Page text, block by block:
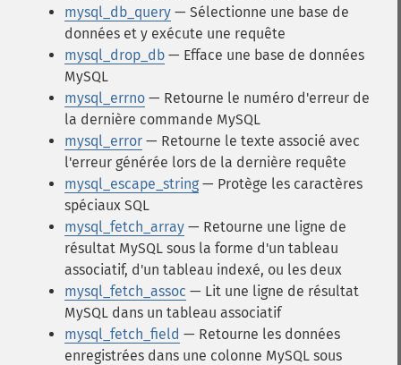
mysql_db_query — Sélectionne une base de
données et y exécute une requête
mysql_drop_db — Efface une base de données
MySQL
mysql_errno — Retourne le numéro d'erreur de
la dernière commande MySQL
mysql_error — Retourne le texte associé avec
l'erreur générée lors de la dernière requête
mysql_escape_string — Protège les caractères
spéciaux SQL
mysql_fetch_array — Retourne une ligne de
résultat MySQL sous la forme d'un tableau
associatif, d'un tableau indexé, ou les deux
mysql_fetch_assoc — Lit une ligne de résultat
MySQL dans un tableau associatif
mysql_fetch_field — Retourne les données
enregistrées dans une colonne MySQL sous